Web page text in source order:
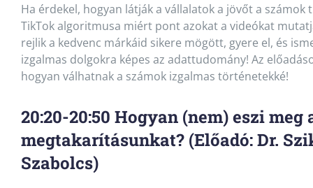
Ha érdekel, hogyan látják a vállalatok a jövőt a számok
TikTok algoritmusa miért pont azokat a videókat
rejlik a kedvenc márkáid sikere mögött, gyere el, és
izgalmas dolgokra képes az adattudomány! Az
hogyan válhatnak a számok izgalmas történetekké!
20:20-20:50 Hogyan (nem) eszi
megtakarításunkat? (Előadó: Dr.
Szabolcs)